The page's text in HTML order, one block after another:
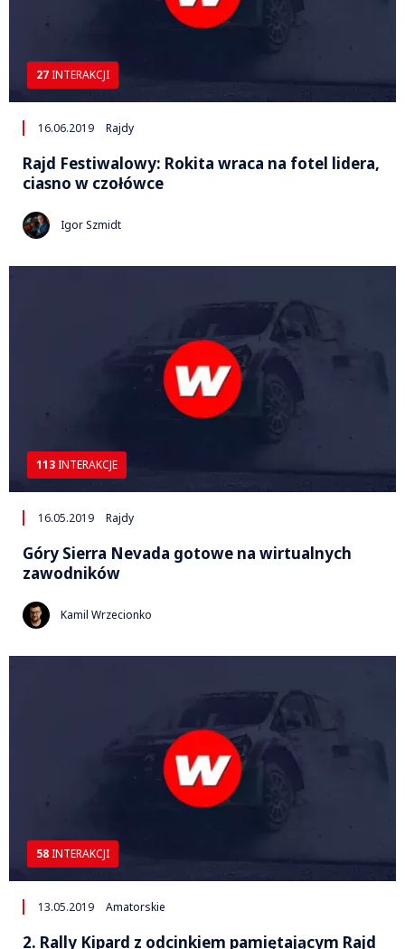
27 INTERAKCJI
16.06.2019 Rajdy
Rajd Festiwalowy: Rokita wraca na fotel lidera,
ciasno w czołówce
Igor Szmidt
113 INTERAKCJE
16.05.2019 Rajdy
Góry Sierra Nevada gotowe na wirtualnych
zawodników
Kamil Wrzecionko
58 INTERAKCJI
13.05.2019 Amatorskie
2. Rally Kipard z odcinkiem pamiętającym Rajd